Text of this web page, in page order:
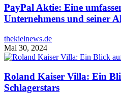
PayPal Aktie: Eine
Unternehmens und seiner
thekielnews.de
Mai 30, 2024
Roland Kaiser Villa: Ein
Schlagerstars